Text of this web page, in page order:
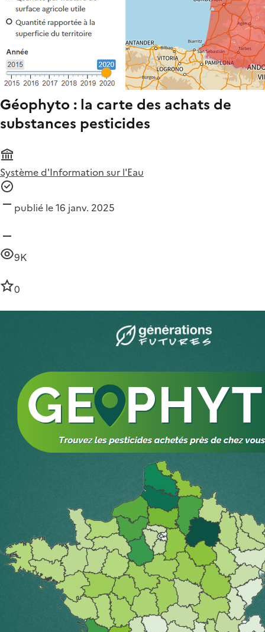
Géophyto : la carte des achats de
substances pesticides
Système d'Information sur l'Eau
publié le 16 janv. 2025
9K
0